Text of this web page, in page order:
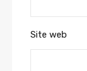
Site web